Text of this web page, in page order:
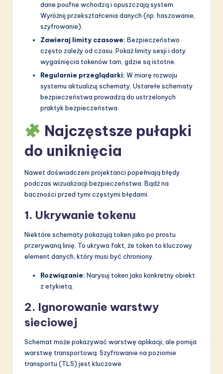
dane poufne wchodzą i opuszczają system.
Wyróżnij przekształcenia danych (np. haszowanie,
szyfrowanie).
Zawieraj limity czasowe: Bezpieczeństwo
często zależy od czasu. Pokaż limity sesji i daty
wygaśnięcia tokenów tam, gdzie są istotne.
Regularnie przeglądarki: W miarę rozwoju
systemu aktualizuj schematy. Ustarełe schematy
bezpieczeństwa prowadzą do ustrzelonych
praktyk bezpieczeństwa.
Najczęstsze pułapki
do uniknięcia
Nawet doświadczeni projektanci popełniają błędy
podczas wizualizacji bezpieczeństwa. Bądź na
baczności przed tymi częstymi błędami.
1. Ukrywanie tokenu
Niektóre schematy pokazują token jako po prostu
przerywaną linię. To ukrywa fakt, że token to kluczowy
element danych, który musi być chroniony.
Rozwiązanie: Narysuj token jako konkretny obiekt
z etykietą.
2. Ignorowanie warstwy
sieciowej
Schemat może pokazywać warstwę aplikacji, ale pomija
warstwę transportową. Szyfrowanie na poziomie
transportu (TLS) jest kluczowe.